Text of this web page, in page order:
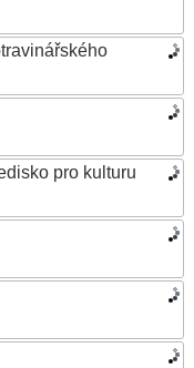
pro kulturu